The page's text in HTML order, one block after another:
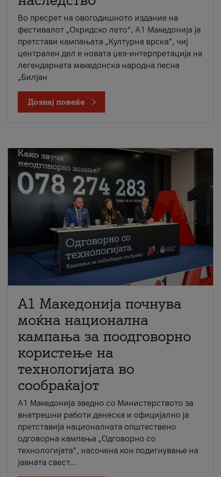
Во пресрет на овогодишното издание на
фестивалот „Охридско лето“, А1 Македонија ја
претстави кампањата „Културна врска“, чиј
централен дел е новата џез-интерпретација на
легендарната македонска народна песна
„Билјан
Дознај повеќе
A1 Македонија почнува
моќна национална
кампања за поодговорно
користење на
технологијата во
сообраќајот
A1 Македонија заедно со Министерството за
внатрешни работи денеска и официјално ја
претставија националната општествено
одговорна кампања „Одговорно со
технологијата“, насочена кон подигнување на
јавната свест...